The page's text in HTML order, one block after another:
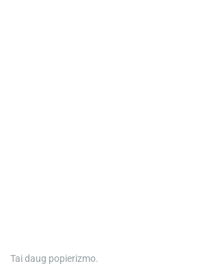
Tai daug popierizmo.